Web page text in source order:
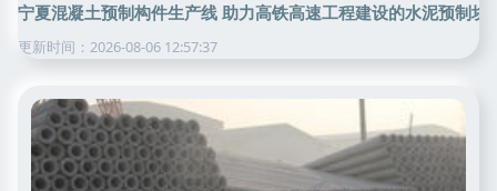
宁夏混凝土预制构件生产线 助力高铁高速工程建设的水泥预制块
更新时间：2026-08-06 12:57:37